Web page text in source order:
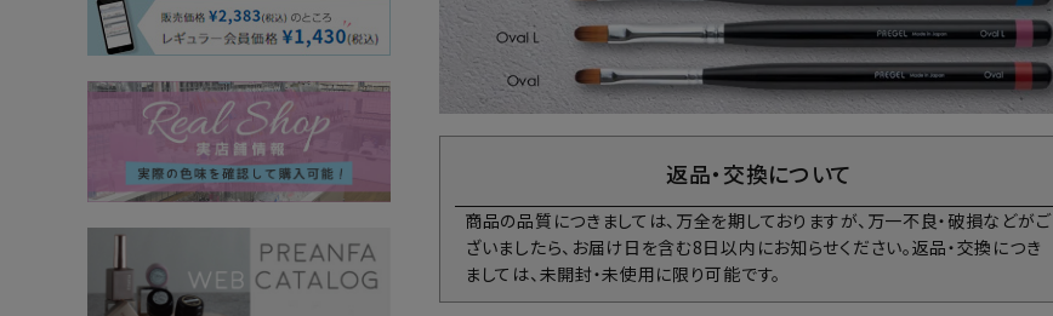
返品・交換について
商品の品質につきましては、万全を期しておりますが、万一不良・破損などがご
ざいましたら、お届け日を含む8日以内にお知らせください。返品・交換につき
ましては、未開封・未使用に限り可能です。